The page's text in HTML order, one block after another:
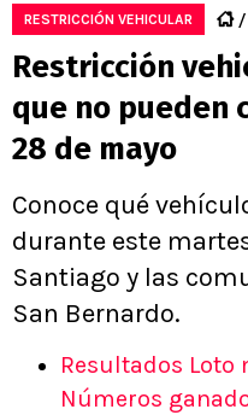
RESTRICCIÓN VEHICULAR
Restricción
que no pueden
28 de mayo
Conoce qué
durante este
Santiago y las
San Bernardo.
Resultados Loto
Números